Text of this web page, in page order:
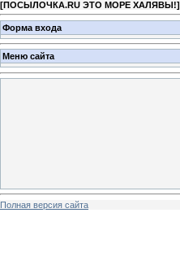
[ПОСЫЛОЧКА.RU ЭТО МОРЕ ХАЛЯВЫ!]
Форма входа
Меню сайта
Полная версия сайта